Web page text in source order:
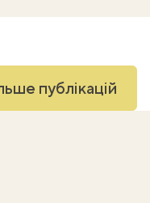
публікацій